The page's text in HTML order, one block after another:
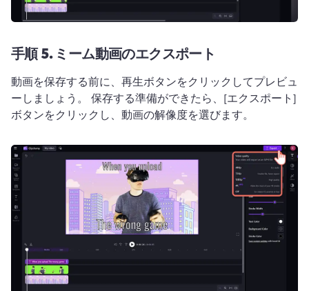
手順 5. ミーム動画のエクスポート
動画を保存する前に、再生ボタンをクリックしてプレビュ
ーしましょう。 保存する準備ができたら、[エクスポート]
ボタンをクリックし、動画の解像度を選びます。